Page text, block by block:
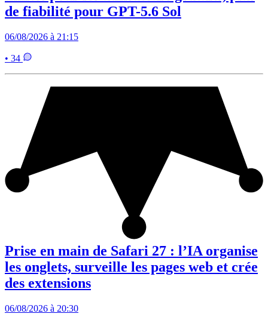
de fiabilité pour GPT-5.6 Sol
06/08/2026 à 21:15
• 34
Prise en main de Safari 27 : l’IA organise
les onglets, surveille les pages web et crée
des extensions
06/08/2026 à 20:30